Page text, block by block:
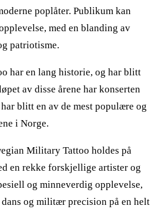
poplåter. Publikum kan
med en blanding av
patriotisme.
har en lang historie, og har blitt
av disse årene har konserten
blitt en av de mest populære og
i Norge.
Military Tattoo holdes på
en rekke forskjellige artister og
og minneverdig opplevelse,
og militær precision på en helt